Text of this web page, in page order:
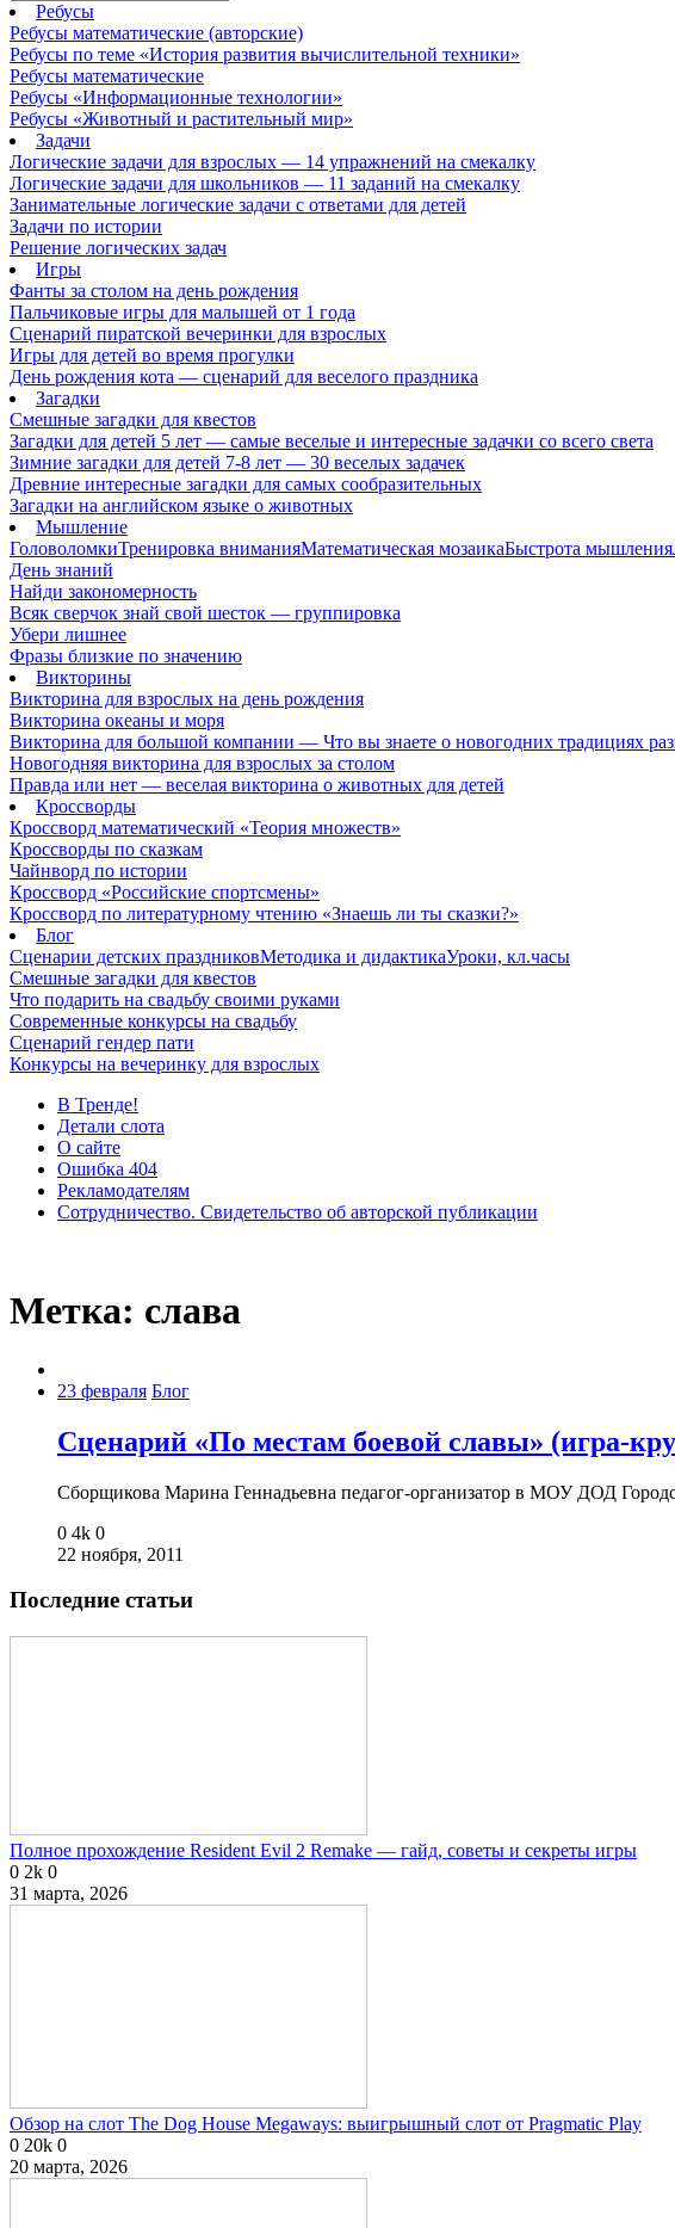
Ребусы
Ребусы математические (авторские)
Ребусы по теме «История развития вычислительной техники»
Ребусы математические
Ребусы «Информационные технологии»
Ребусы «Животный и растительный мир»
Задачи
Логические задачи для взрослых — 14 упражнений на смекалку
Логические задачи для школьников — 11 заданий на смекалку
Занимательные логические задачи с ответами для детей
Задачи по истории
Решение логических задач
Игры
Фанты за столом на день рождения
Пальчиковые игры для малышей от 1 года
Сценарий пиратской вечеринки для взрослых
Игры для детей во время прогулки
День рождения кота — сценарий для веселого праздника
Загадки
Смешные загадки для квестов
Загадки для детей 5 лет — самые веселые и интересные задачки со всего света
Зимние загадки для детей 7-8 лет — 30 веселых задачек
Древние интересные загадки для самых сообразительных
Загадки на английском языке о животных
Мышление
ГоловоломкиТренировка вниманияМатематическая мозаикаБыстрота мышления
День знаний
Найди закономерность
Всяк сверчок знай свой шесток — группировка
Убери лишнее
Фразы близкие по значению
Викторины
Викторина для взрослых на день рождения
Викторина океаны и моря
Викторина для большой компании — Что вы знаете о новогодних традициях
Новогодняя викторина для взрослых за столом
Правда или нет — веселая викторина о животных для детей
Кроссворды
Кроссворд математический «Теория множеств»
Кроссворды по сказкам
Чайнворд по истории
Кроссворд «Российские спортсмены»
Кроссворд по литературному чтению «Знаешь ли ты сказки?»
Блог
Сценарии детских праздниковМетодика и дидактикаУроки, кл.часы
Смешные загадки для квестов
Что подарить на свадьбу своими руками
Современные конкурсы на свадьбу
Сценарий гендер пати
Конкурсы на вечеринку для взрослых
В Тренде!
Детали слота
О сайте
Ошибка 404
Рекламодателям
Сотрудничество. Свидетельство об авторской публикации
Метка: слава
23 февраля Блог
Сценарий «По местам боевой славы» (игра-
Cборщикова Марина Геннадьевна педагог-организатор в МОУ ДОД
0 4k 0
22 ноября, 2011
Последние статьи
Полное прохождение Resident Evil 2 Remake — гайд, советы и секреты игры
0 2k 0
31 марта, 2026
Обзор на слот The Dog House Megaways: выигрышный слот от Pragmatic Play
0 20k 0
20 марта, 2026